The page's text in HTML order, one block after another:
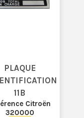
PLAQUE
11B
Citroën
320000